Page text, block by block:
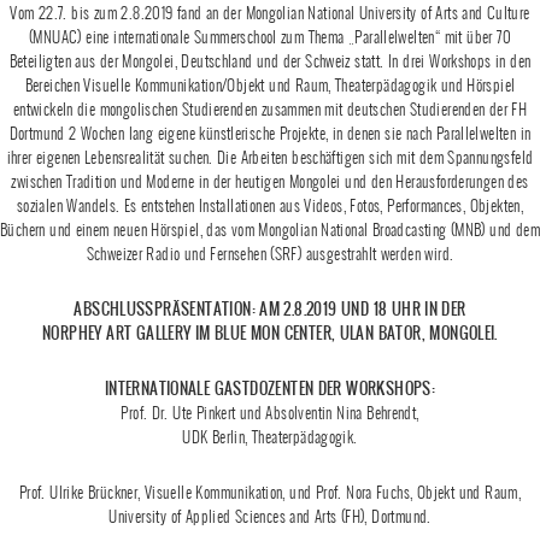
Vom 22.7. bis zum 2.8.2019 fand an der Mongolian National University of Arts and Culture
(MNUAC) eine internationale Summerschool zum Thema „Parallelwelten“ mit über 70
Beteiligten aus der Mongolei, Deutschland und der Schweiz statt. In drei Workshops in den
Bereichen Visuelle Kommunikation/Objekt und Raum, Theaterpädagogik und Hörspiel
entwickeln die mongolischen Studierenden zusammen mit deutschen Studierenden der FH
Dortmund 2 Wochen lang eigene künstlerische Projekte, in denen sie nach Parallelwelten in
ihrer eigenen Lebensrealität suchen. Die Arbeiten beschäftigen sich mit dem Spannungsfeld
zwischen Tradition und Moderne in der heutigen Mongolei und den Herausforderungen des
sozialen Wandels. Es entstehen Installationen aus Videos, Fotos, Performances, Objekten,
Büchern und einem neuen Hörspiel, das vom Mongolian National Broadcasting (MNB) und dem
Schweizer Radio und Fernsehen (SRF) ausgestrahlt werden wird.
ABSCHLUSSPRÄSENTATION: AM 2.8.2019 UND 18 UHR IN DER
NORPHEY ART GALLERY IM BLUE MON CENTER, ULAN BATOR, MONGOLEI.
INTERNATIONALE GASTDOZENTEN DER WORKSHOPS:
Prof. Dr. Ute Pinkert und Absolventin Nina Behrendt,
UDK Berlin, Theaterpädagogik.
Prof. Ulrike Brückner, Visuelle Kommunikation, und Prof. Nora Fuchs, Objekt und Raum,
University of Applied Sciences and Arts (FH), Dortmund.